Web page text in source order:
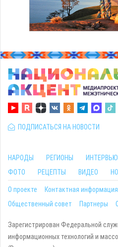
ПОДПИСАТЬСЯ НА НОВОСТИ
НАРОДЫ РЕГИОНЫ ИНТЕРВЬЮ
ФОТО
РЕЦЕПТЫ ВИДЕО
О проекте Контактная информация
Общественный совет
Партнеры
Зарегистрирован Федеральной
информационных технологий и